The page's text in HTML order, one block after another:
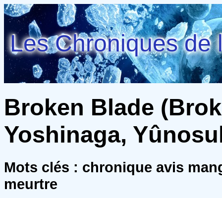
Les Chroniques de
Broken Blade
Yoshinaga,
Mots clés : chronique avis
meurtre